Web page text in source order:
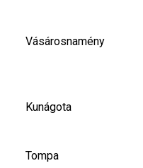
Vásárosnamény
Kunágota
Tompa